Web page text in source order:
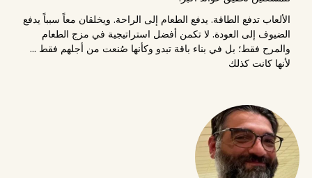
الألعاب تدفع الطاقة. يدفع الطعام إلى الراحة. ويخلقان معاً سبباً يدفع
الضيوف إلى العودة. لا تكمن أفضل استراتيجية في مزج الطعام
والمرح فقط؛ بل في بناء باقة تبدو وكأنها صُنعت من أجلهم فقط ...
لأنها كانت كذلك